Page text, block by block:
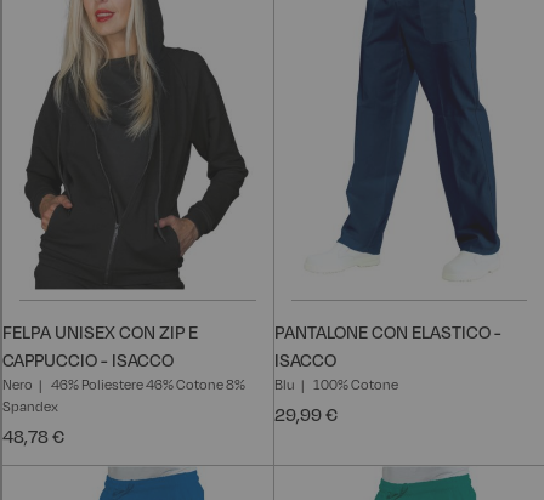
FELPA UNISEX CON ZIP E
CAPPUCCIO - ISACCO
Nero
46% Poliestere 46% Cotone 8%
Spandex
48,78 €
PANTALONE CON ELASTICO -
ISACCO
Blu 100% Cotone
29,99 €